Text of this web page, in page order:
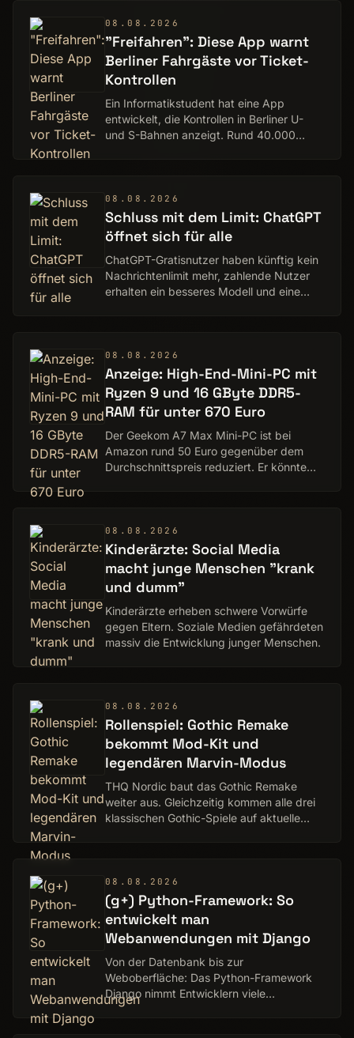
08.08.2026
"Freifahren": Diese App warnt
Berliner Fahrgäste vor Ticket-
Kontrollen
Ein Informatikstudent hat eine App
entwickelt, die Kontrollen in Berliner U-
und S-Bahnen anzeigt. Rund 40.000
08.08.2026
Schluss mit dem Limit: ChatGPT
öffnet sich für alle
ChatGPT-Gratisnutzer haben künftig kein
Nachrichtenlimit mehr, zahlende Nutzer
erhalten ein besseres Modell und eine
08.08.2026
Anzeige: High-End-Mini-PC mit
Ryzen 9 und 16 GByte DDR5-
RAM für unter 670 Euro
Der Geekom A7 Max Mini-PC ist bei
Amazon rund 50 Euro gegenüber dem
Durchschnittspreis reduziert. Er könnte
08.08.2026
Kinderärzte: Social Media
macht junge Menschen "krank
und dumm"
Kinderärzte erheben schwere Vorwürfe
gegen Eltern. Soziale Medien gefährdeten
massiv die Entwicklung junger Menschen.
08.08.2026
Rollenspiel: Gothic Remake
bekommt Mod-Kit und
legendären Marvin-Modus
THQ Nordic baut das Gothic Remake
weiter aus. Gleichzeitig kommen alle drei
klassischen Gothic-Spiele auf aktuelle
08.08.2026
(g+) Python-Framework: So
entwickelt man
Webanwendungen mit Django
Von der Datenbank bis zur
Weboberfläche: Das Python-Framework
Django nimmt Entwicklern viele
Routineaufgaben ab. Wir zeigen, wie es